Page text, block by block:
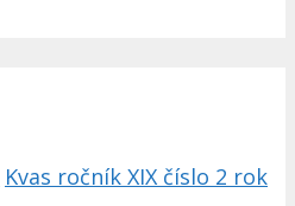
Kvas ročník XIX číslo 2 rok